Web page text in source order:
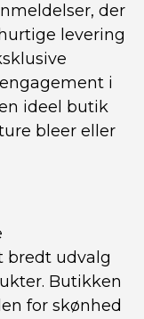
der
levering
i
ideel butik
bleer eller
bredt udvalg
Butikken
for skønhed